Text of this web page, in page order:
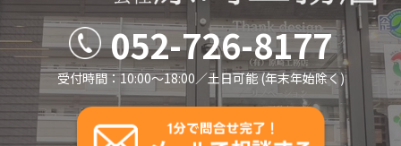
052-726-8177
受付時間：10:00～18:00／⼟⽇可能 (年末年始除く)